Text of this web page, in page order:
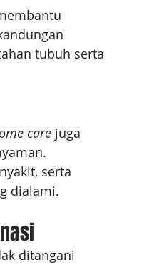
tubuh serta
care juga
serta
dialami.
ditangani